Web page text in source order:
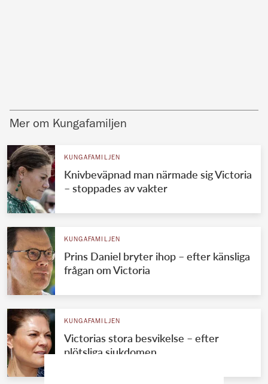
Mer om Kungafamiljen
KUNGAFAMILJEN
Knivbeväpnad man närmade sig Victoria
– stoppades av vakter
KUNGAFAMILJEN
Prins Daniel bryter ihop – efter känsliga
frågan om Victoria
KUNGAFAMILJEN
Victorias stora besvikelse – efter
plötsliga sjukdomen